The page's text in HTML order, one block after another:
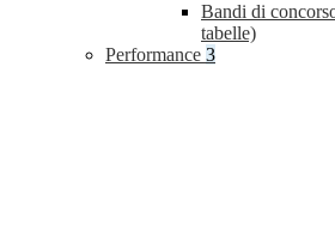
Bandi di
tabelle)
Performance 3